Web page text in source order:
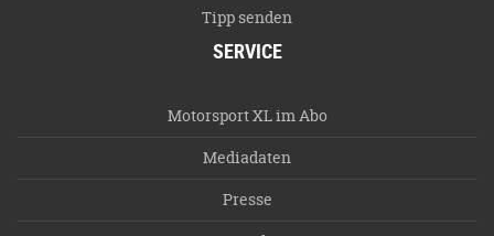
Tipp senden
SERVICE
Motorsport XL im Abo
Mediadaten
Presse